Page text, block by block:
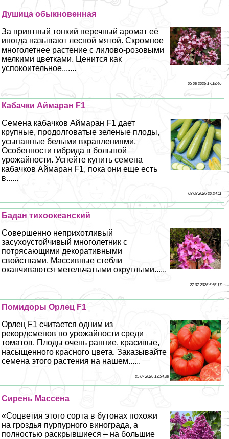
Душица обыкновенная
За приятный тонкий перечный аромат её
иногда называют лесной мятой. Скромное
многолетнее растение с лилово-розовыми
мелкими цветками. Ценится как
успокоительное,......
05 08 2026 17:18:46
Кабачки Аймаран F1
Семена кабачков Аймаран F1 дает
крупные, продолговатые зеленые плоды,
усыпанные белыми вкраплениями.
Особенности гибрида в большой
урожайности. Успейте купить семена
кабачков Аймаран F1, пока они еще есть
в......
03 08 2026 20:24:11
Бадан тихоокеанский
Совершенно неприхотливый
засухоустойчивый многолетник с
потрясающими декоративными
свойствами. Массивные стeбли
оканчиваются метельчатыми округлыми......
27 07 2026 5:56:17
Помидоры Орлец F1
Орлец F1 считается одним из
рекордсменов по урожайности среди
томатов. Плоды очень ранние, красивые,
насыщенного красного цвета. Заказывайте
семена этого растения на нашем......
25 07 2026 13:54:38
Сирень Массена
«Соцветия этого сорта в бутонах похожи
на гроздья пурпурного винограда, а
полностью раскрывшиеся – на большие